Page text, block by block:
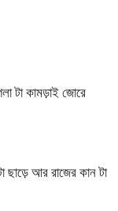
টা কামড়াই জোরে
ছাড়ে আর রাজের কান টা